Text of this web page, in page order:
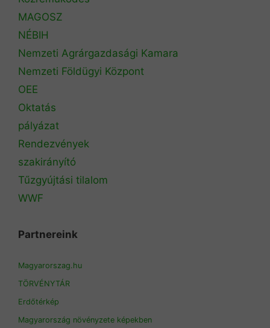
MAGOSZ
NÉBIH
Nemzeti Agrárgazdasági Kamara
Nemzeti Földügyi Központ
OEE
Oktatás
pályázat
Rendezvények
szakirányító
Tűzgyújtási tilalom
WWF
Partnereink
Magyarorszag.hu
TÖRVÉNYTÁR
Erdőtérkép
Magyarország növényzete képekben